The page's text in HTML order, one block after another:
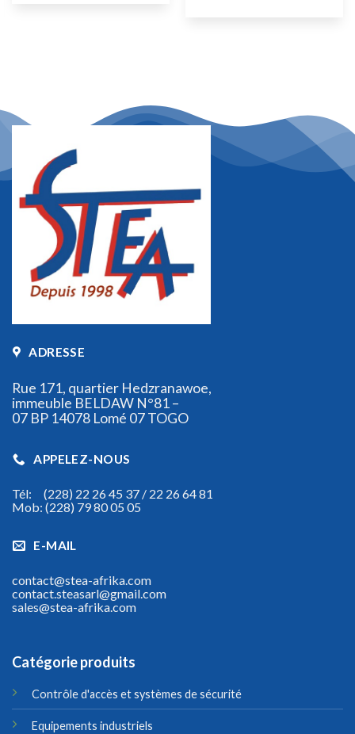
ADRESSE
Rue 171, quartier Hedzranawoe,
immeuble BELDAW N°81 –
07 BP 14078 Lomé 07 TOGO
APPELEZ-NOUS
Tél: (228) 22 26 45 37 / 22 26 64 81
Mob: (228) 79 80 05 05
E-MAIL
contact@stea-afrika.com
contact.steasarl@gmail.com
sales@stea-afrika.com
Catégorie produits
Contrôle d'accès et systèmes de sécurité
Equipements industriels